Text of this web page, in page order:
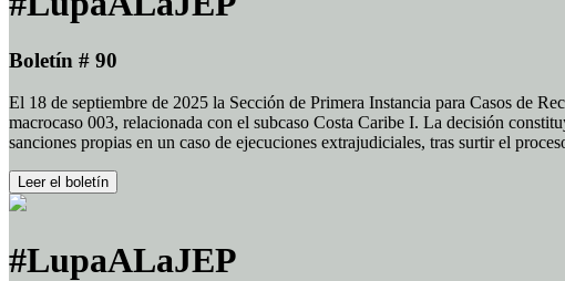
Boletín # 90
El 18 de septiembre de 2025 la Sección de Primera Instancia para Casos de
macrocaso 003, relacionada con el subcaso Costa Caribe I. La decisión
sanciones propias en un caso de ejecuciones extrajudiciales, tras surtir el
Leer el boletín
#LupaALaJEP